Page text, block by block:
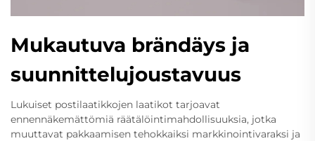
Mukautuva brändäys ja
suunnittelujoustavuus
Lukuiset postilaatikkojen laatikot tarjoavat
ennennäkemättömiä räätälöintimahdollisuuksia, jotka
muuttavat pakkaamisen tehokkaiksi markkinointivaraksi ja